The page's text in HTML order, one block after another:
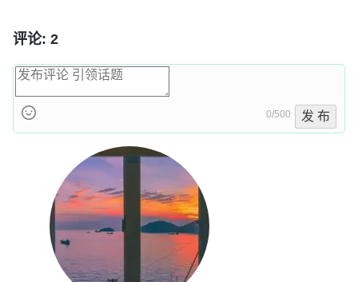
评论: 2
0/500 发 布